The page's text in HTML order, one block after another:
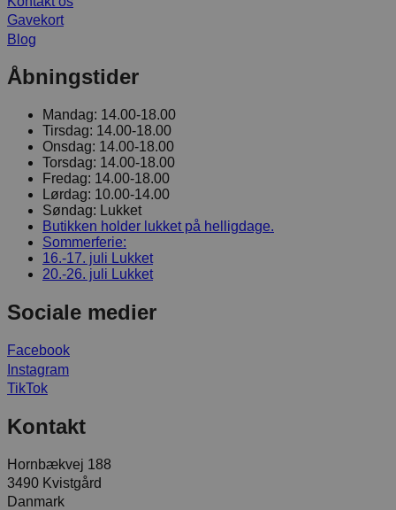
Gavekort
Blog
Åbningstider
Mandag: 14.00-18.00
Tirsdag: 14.00-18.00
Onsdag: 14.00-18.00
Torsdag: 14.00-18.00
Fredag: 14.00-18.00
Lørdag: 10.00-14.00
Søndag: Lukket
Butikken holder lukket på helligdage.
Sommerferie:
16.-17. juli Lukket
20.-26. juli Lukket
Sociale medier
Facebook
Instagram
TikTok
Kontakt
Hornbækvej 188
3490 Kvistgård
Danmark